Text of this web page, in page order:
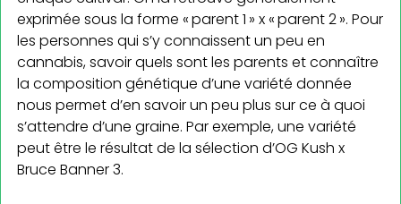
exprimée sous la forme « parent 1 » x « parent 2 ». Pour
les personnes qui s’y connaissent un peu en
cannabis, savoir quels sont les parents et connaître
la composition génétique d’une variété donnée
nous permet d’en savoir un peu plus sur ce à quoi
s’attendre d’une graine. Par exemple, une variété
peut être le résultat de la sélection d’OG Kush x
Bruce Banner 3.